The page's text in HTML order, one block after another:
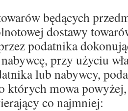
będących
dostawy
podatnika
przy użyciu
lub nabywcy,
których mowa
co najmniej: